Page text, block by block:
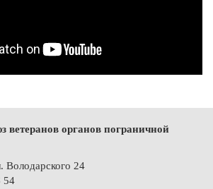
ветеранов органов пограничной
Володарского 24
54